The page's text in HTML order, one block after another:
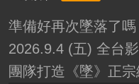
準備好再次墜落了
2026.9.4 (五) 全台
團隊打造《墜》正